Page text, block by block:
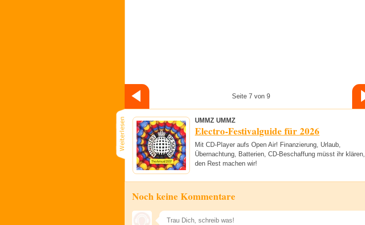
Seite 7 von 9
UMMZ UMMZ
Electro-Festivalguide für 2026
Mit CD-Player aufs Open Air! Finanzierung, Urlaub,
Übernachtung, Batterien, CD-Beschaffung müsst ihr klären,
den Rest machen wir!
Noch keine Kommentare